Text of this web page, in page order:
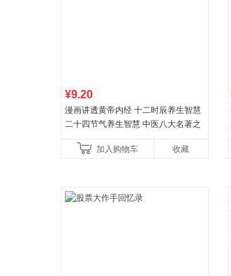
¥9.20
漫画讲透黄帝内经 十二时辰养生智慧
二十四节气养生智慧 中医八大名著之
加入购物车
收藏